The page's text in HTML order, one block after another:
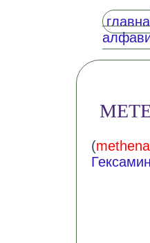
(
Гексамин